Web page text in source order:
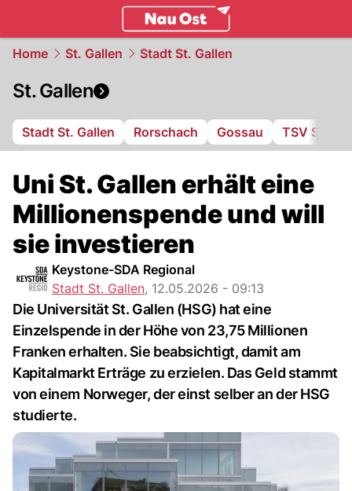
Home St. Gallen Stadt St. Gallen
St. Gallen
Stadt St. Gallen Rorschach Gossau TSV St.
Uni St. Gallen erhält eine
Millionenspende und will
sie investieren
Keystone-SDA Regional
Stadt St. Gallen, 12.05.2026 - 09:13
Die Universität St. Gallen (HSG) hat eine
Einzelspende in der Höhe von 23,75 Millionen
Franken erhalten. Sie beabsichtigt, damit am
Kapitalmarkt Erträge zu erzielen. Das Geld stammt
von einem Norweger, der einst selber an der HSG
studierte.